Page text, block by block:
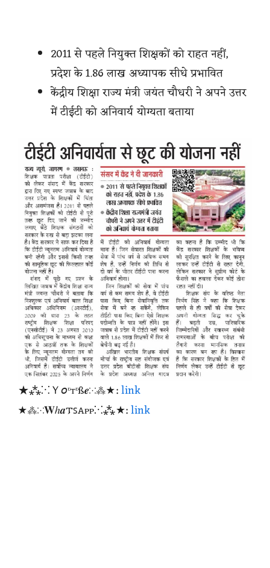
2011 से पहले नियुक्त शिक्षकों को राहत नहीं,
प्रदेश के 1.86 लाख अध्यापक सीधे प्रभावित
केंद्रीय शिक्षा राज्य मंत्री जयंत चौधरी ने अपने उत्तर
में टीईटी को अनिवार्य योग्यता बताया
★⁂⁙Ｙ𝘰ᶹтᶹß𝒆⁙⁂★:link
★⁂⁙𝐖ℎ𝒂𐍄ꜱꭺᴩᴩ⁙⁂★:link